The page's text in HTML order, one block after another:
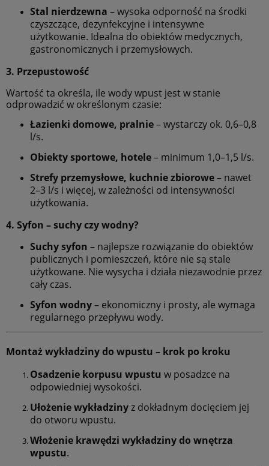
Stal nierdzewna – wysoka odporność na środki
czyszczące, dezynfekcyjne i intensywne
użytkowanie. Idealna do obiektów medycznych,
gastronomicznych i przemysłowych.
3. Przepustowość
Wartość ta określa, ile wody wpust jest w stanie
odprowadzić w określonym czasie:
Łazienki domowe, pralnie– wystarczy ok. 0,6–0,8
l/s.
Obiekty sportowe, hotele– minimum 1,0–1,5 l/s.
Strefy przemysłowe, kuchnie zbiorowe– nawet
2–3 l/s i więcej, w zależności od intensywności
użytkowania.
4. Syfon – suchy czy wodny?
Suchy syfon – najlepsze rozwiązanie do obiektów
publicznych i pomieszczeń, które nie są stale
użytkowane. Nie wysycha i działa niezawodnie przez
cały czas.
Syfon wodny– ekonomiczny i prosty, ale wymaga
regularnego przepływu wody.
Montaż wykładziny do wpustu – krok po kroku
Osadzenie korpusu wpustu w posadzce na
odpowiedniej wysokości.
Ułożenie wykładzinyz dokładnym docięciem jej
do otworu wpustu.
Włożenie krawędzi wykładziny do wnętrza
wpustu.